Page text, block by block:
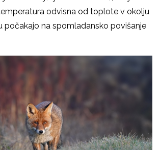
odvisna od toplote v okolju
počakajo na spomladansko povišanje